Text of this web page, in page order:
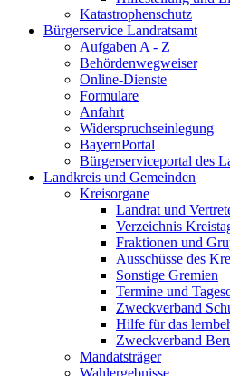
Katastrophenschutz
Bürgerservice Landratsamt
Aufgaben A - Z
Behördenwegweiser
Online-Dienste
Formulare
Anfahrt
Widerspruchseinlegung
BayernPortal
Bürgerserviceportal des
Landkreis und Gemeinden
Kreisorgane
Landrat und
Verzeichnis
Fraktionen und
Ausschüsse des
Sonstige Gremien
Termine und
Zweckverband
Hilfe für das
Zweckverband
Mandatsträger
Wahlergebnisse